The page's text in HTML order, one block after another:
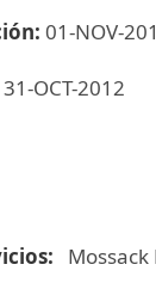
01-NOV-
31-OCT-2012
Mossack